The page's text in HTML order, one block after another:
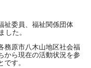
祉委員、福祉関係団体
した。
務原市八木山地区社会福
から現在の活動状況を参
す。